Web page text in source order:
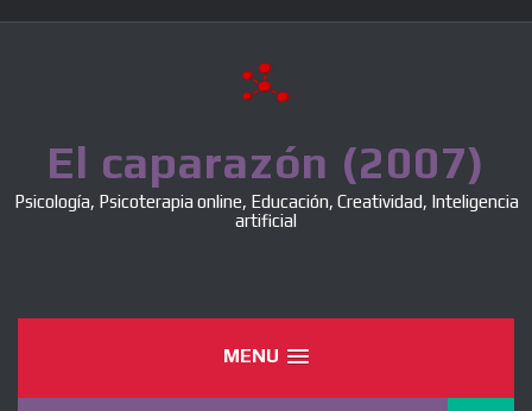
El caparazón (2007)
Psicología, Psicoterapia online, Educación, Creatividad, Inteligencia
artificial
MENU